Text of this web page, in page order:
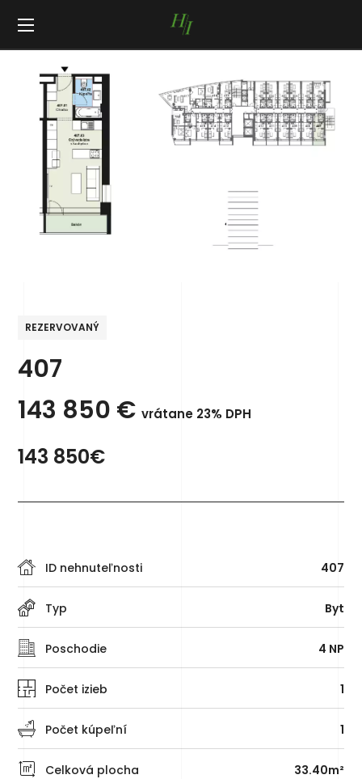
REZERVOVANÝ
407
143 850 €vrátane 23% DPH
143 850€
ID nehnuteľnosti 407
Poschodie 4 NP
Počet kúpeľní 1
Celková plocha 33.40m²
Počet izieb 1
Typ Byt